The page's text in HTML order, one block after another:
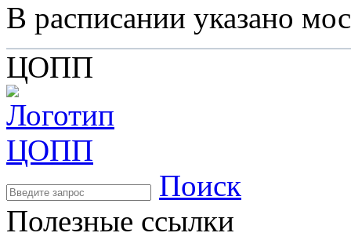
В расписании указано
ЦОПП
Поиск
Полезные ссылки